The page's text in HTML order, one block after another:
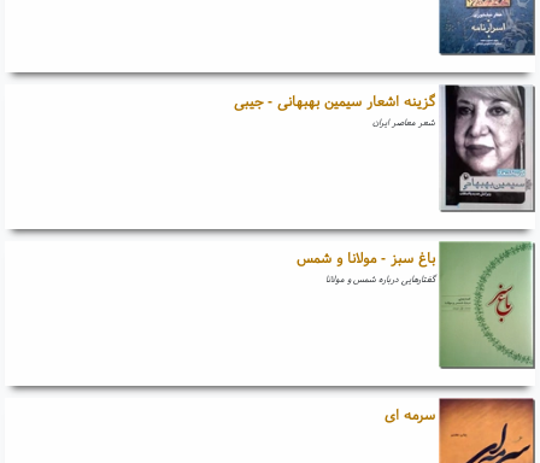
گزینه اشعار سیمین بهبهانی - جیبی
شعر معاصر ایران
باغ سبز - مولانا و شمس
گفتارهایی درباره شمس و مولانا
سرمه ای